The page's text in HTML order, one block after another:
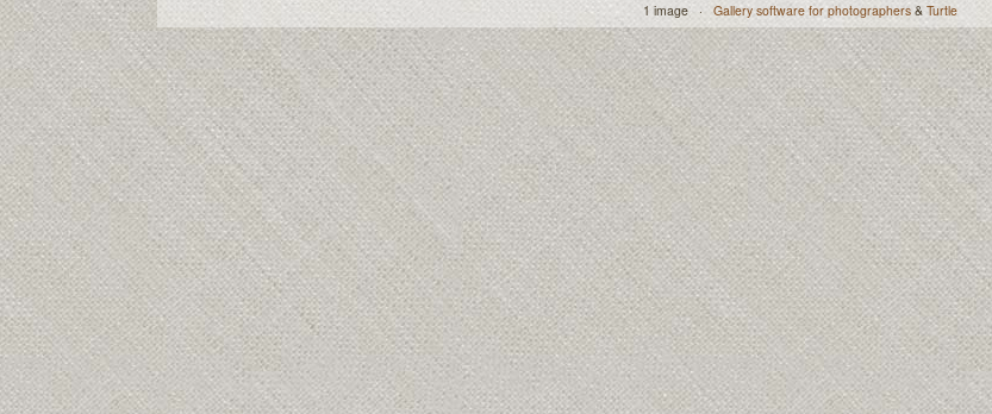
1 image · Gallery software for photographers & Turtle